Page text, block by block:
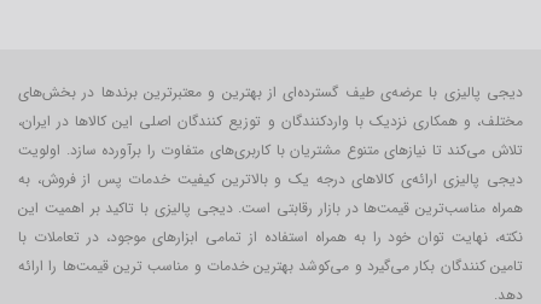
دیجی پالیزی با عرضه‌ی طیف گسترده‌ای از بهترین و معتبرترین برندها در بخش‌های
مختلف، و همکاری نزدیک با واردکنندگان و توزیع کنندگان اصلی این کالاها در ایران،
تلاش می‌کند تا نیازهای متنوع مشتریان با کاربری‌‌های متفاوت را برآورده سازد. اولویت
دیجی پالیزی ارائه‌ی کالاهای درجه یک و بالاترین کیفیت خدمات پس از فروش، به
همراه مناسب‌ترین قیمت‌ها در بازار رقابتی است. دیجی پالیزی با تاکید بر اهمیت این
نکته، نهایت توان خود را به همراه استفاده از تمامی ابزارهای موجود، در تعاملات با
تامین کنندگان بکار می‎‌گیرد و می‌کوشد بهترین خدمات و مناسب ترین قیمت‌ها را ارائه
دهد.